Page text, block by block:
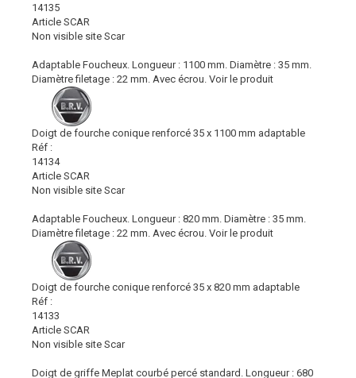
14135
Article SCAR
Non visible site Scar
Adaptable Foucheux. Longueur : 1100 mm. Diamètre : 35 mm.
Diamètre filetage : 22 mm. Avec écrou. Voir le produit
Doigt de fourche conique renforcé 35 x 1100 mm adaptable
Réf :
14134
Article SCAR
Non visible site Scar
Adaptable Foucheux. Longueur : 820 mm. Diamètre : 35 mm.
Diamètre filetage : 22 mm. Avec écrou. Voir le produit
Doigt de fourche conique renforcé 35 x 820 mm adaptable
Réf :
14133
Article SCAR
Non visible site Scar
Doigt de griffe Meplat courbé percé standard. Longueur : 680